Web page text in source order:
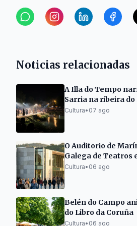
Noticias relacionadas
A Illa do Tempo
Sarria na ribeira do
Cultura• 07 ago
O Auditorio de
Galega de Teatros
Cultura• 06 ago
Belén do Campo
do Libro da Coruña
Cultura• 06 ago